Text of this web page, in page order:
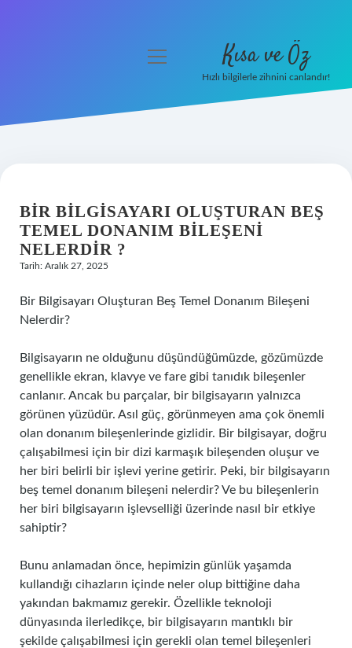
Hakkımızda
menüyü
Kısa ve Öz
Hızlı bilgilerle zihnini canlandır!
BIR BILGISAYARI OLUŞTURAN BEŞ
TEMEL DONANIM BILEŞENI
NELERDIR ?
Tarih: Aralık 27, 2025
Bir Bilgisayarı Oluşturan Beş Temel Donanım Bileşeni
Nelerdir?
Bilgisayarın ne olduğunu düşündüğümüzde, gözümüzde
genellikle ekran, klavye ve fare gibi tanıdık bileşenler
canlanır. Ancak bu parçalar, bir bilgisayarın yalnızca
görünen yüzüdür. Asıl güç, görünmeyen ama çok önemli
olan donanım bileşenlerinde gizlidir. Bir bilgisayar, doğru
çalışabilmesi için bir dizi karmaşık bileşenden oluşur ve
her biri belirli bir işlevi yerine getirir. Peki, bir bilgisayarın
beş temel donanım bileşeni nelerdir? Ve bu bileşenlerin
her biri bilgisayarın işlevselliği üzerinde nasıl bir etkiye
sahiptir?
Bunu anlamadan önce, hepimizin günlük yaşamda
kullandığı cihazların içinde neler olup bittiğine daha
yakından bakmamız gerekir. Özellikle teknoloji
dünyasında ilerledikçe, bir bilgisayarın mantıklı bir
şekilde çalışabilmesi için gerekli olan temel bileşenleri